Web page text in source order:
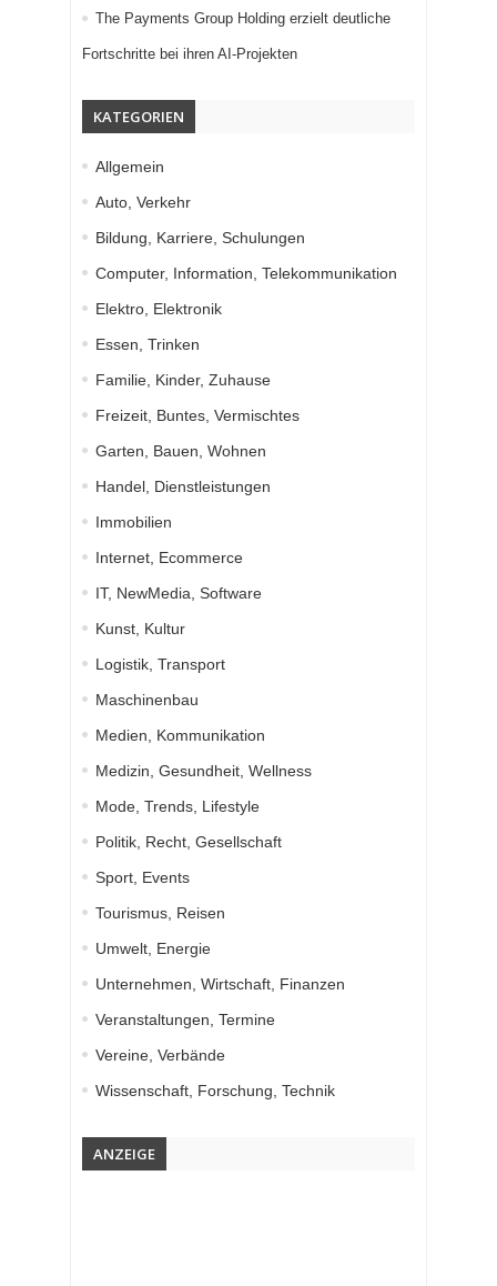
The Payments Group Holding erzielt deutliche
Fortschritte bei ihren AI-Projekten
KATEGORIEN
Allgemein
Auto, Verkehr
Bildung, Karriere, Schulungen
Computer, Information, Telekommunikation
Elektro, Elektronik
Essen, Trinken
Familie, Kinder, Zuhause
Freizeit, Buntes, Vermischtes
Garten, Bauen, Wohnen
Handel, Dienstleistungen
Immobilien
Internet, Ecommerce
IT, NewMedia, Software
Kunst, Kultur
Logistik, Transport
Maschinenbau
Medien, Kommunikation
Medizin, Gesundheit, Wellness
Mode, Trends, Lifestyle
Politik, Recht, Gesellschaft
Sport, Events
Tourismus, Reisen
Umwelt, Energie
Unternehmen, Wirtschaft, Finanzen
Veranstaltungen, Termine
Vereine, Verbände
Wissenschaft, Forschung, Technik
ANZEIGE